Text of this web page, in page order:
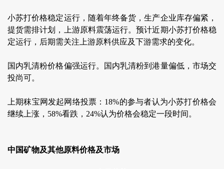
小苏打价格稳定运行，随着年终备货，生产企业库存偏紧，
提货需排计划，上游原料震荡运行。预计近期小苏打价格稳
定运行，后期需关注上游原料供应及下游需求的变化。
国内乳清粉价格偏强运行。国内乳清粉到港量偏低，市场交
投尚可。
上期秣宝网发起网络投票：18%的参与者认为小苏打价格会
继续上涨，58%看跌，24%认为价格会稳定一段时间。
中国矿物及其他原料价格及市场